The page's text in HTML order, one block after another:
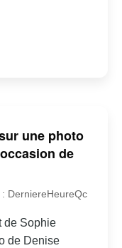
une photo
de
: DerniereHeureQc
de Sophie
de Denise